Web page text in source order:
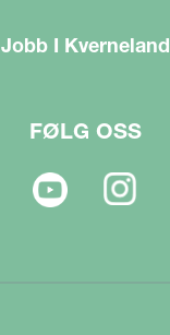
Jobb I Kverneland
FØLG OSS